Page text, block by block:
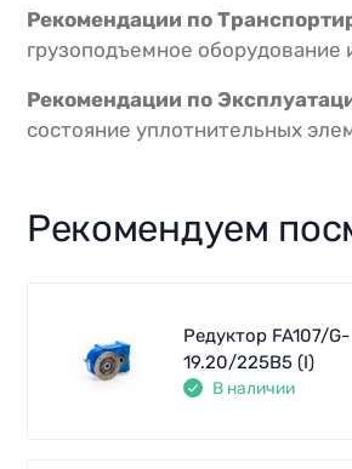
Рекомендации по
грузоподъемное
Рекомендации по
состояние уплотнительных
Рекомендуем
Редуктор FA107/G-
19.20/225B5 (I)
В наличии